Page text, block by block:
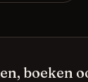
boeken